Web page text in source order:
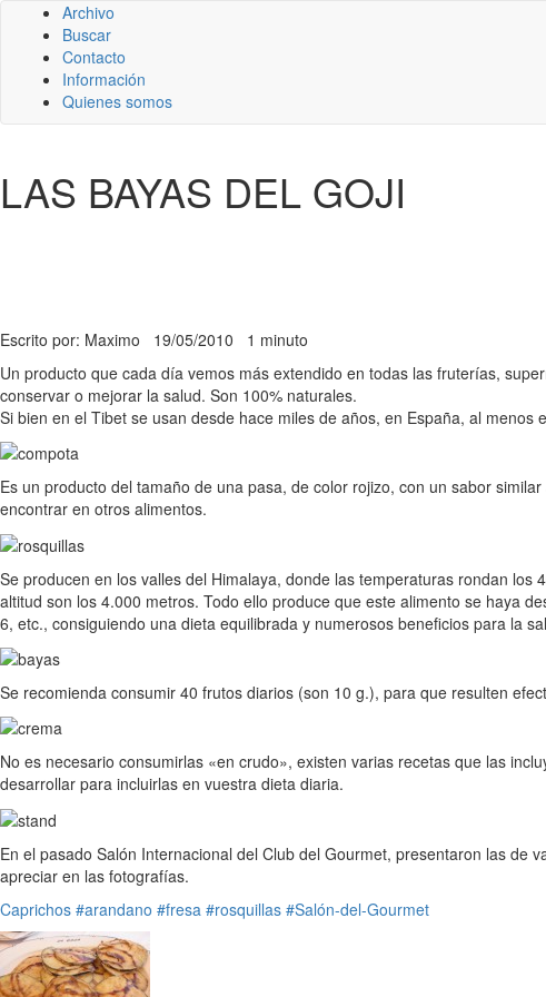
Archivo
Buscar
Contacto
Información
Quienes somos
LAS BAYAS DEL GOJI
Escrito por: Maximo 19/05/2010 1 minuto
Un producto que cada día vemos más extendido en todas las fruterías,
conservar o mejorar la salud. Son 100% naturales.
Si bien en el Tibet se usan desde hace miles de años, en España, al
Es un producto del tamaño de una pasa, de color rojizo, con un sabor
encontrar en otros alimentos.
Se producen en los valles del Himalaya, donde las temperaturas rondan
altitud son los 4.000 metros. Todo ello produce que este alimento se haya
6, etc., consiguiendo una dieta equilibrada y numerosos beneficios para la
Se recomienda consumir 40 frutos diarios (son 10 g.), para que resulten
No es necesario consumirlas «en crudo», existen varias recetas que las
desarrollar para incluirlas en vuestra dieta diaria.
En el pasado Salón Internacional del Club del Gourmet, presentaron las de
apreciar en las fotografías.
Caprichos #arandano #fresa #rosquillas #Salón-del-Gourmet